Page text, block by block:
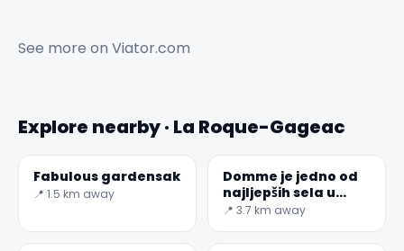
See more on Viator.com
Explore nearby · La Roque-Gageac
Fabulous gardensak
📍 1.5 km away
Domme je jedno od
najljepših sela u
Francuskoj.
📍 3.7 km away